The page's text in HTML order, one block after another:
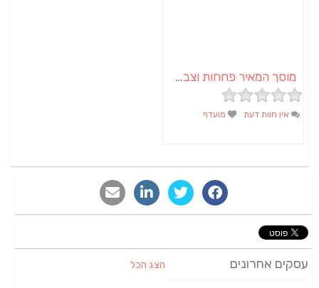
מוסך המאיר פחחות וצבע לרכב
אין חוות דעת מועדף
אחרונים הצג הכל